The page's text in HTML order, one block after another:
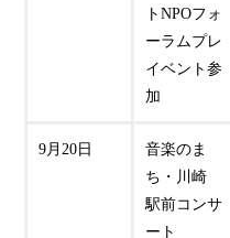
トNPOフォ
ーラムプレ
イベント参
加
9月20日
音楽のま
ち・川崎
駅前コンサ
ート